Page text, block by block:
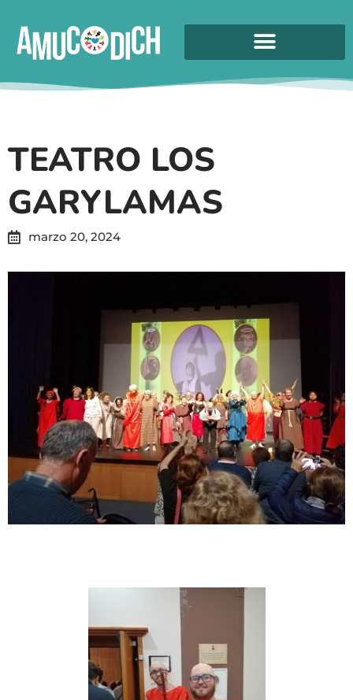
TEATRO LOS
GARYLAMAS
marzo 20, 2024